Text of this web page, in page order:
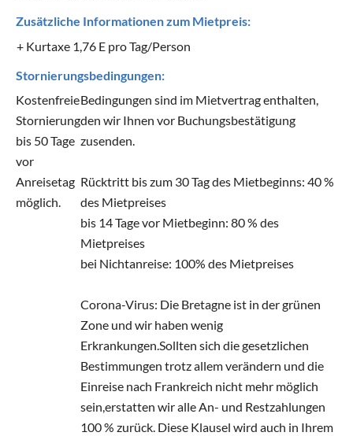
Zusätzliche Informationen zum Mietpreis:
+ Kurtaxe 1,76 E pro Tag/Person
Stornierungsbedingungen:
Kostenfreie
Stornierung
bis 50 Tage
vor
Anreisetag
möglich.
Bedingungen sind im Mietvertrag enthalten,
den wir Ihnen vor Buchungsbestätigung
zusenden.
Rücktritt bis zum 30 Tag des Mietbeginns: 40 %
des Mietpreises
bis 14 Tage vor Mietbeginn: 80 % des
Mietpreises
bei Nichtanreise: 100% des Mietpreises
Corona-Virus: Die Bretagne ist in der grünen
Zone und wir haben wenig
Erkrankungen.Sollten sich die gesetzlichen
Bestimmungen trotz allem verändern und die
Einreise nach Frankreich nicht mehr möglich
sein,erstatten wir alle An- und Restzahlungen
100 % zurück. Diese Klausel wird auch in Ihrem